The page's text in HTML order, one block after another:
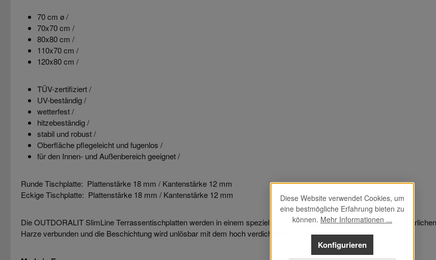
70 cm ø /
70x70 cm /
80x80 cm /
110x70 cm /
120x80 cm /
TÜV-zertifiziert /
UV-beständig /
wetterfest /
hitzebeständig /
stabil und robust /
Oberfläche pflegeleicht und fugenlos /
für den Innen- und Außenbereich geeignet /
Runde Tischplatte: Plattenstärke 18 mm / Kantenstärke 12 mm
Eckige Tischplatte: Plattenstärke 18 mm / Kantenstärke 12 mm
Die OUTDORALIT SlimLine Terrassentischplatten werden in einem speziellen Herstellungsverfahren gefertigt. Die
Harze verbunden und die Beschichtung wird unlösbar mit dem hoch verdichteten Holzwerkstoff verschmolzen.
Diese Website verwendet Cookies, um
eine bestmögliche Erfahrung bieten zu
können. Mehr Informationen ...
Konfigurieren